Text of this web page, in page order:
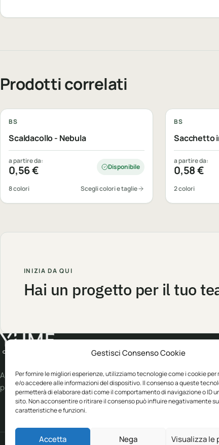
Gestisci Consenso Cookie
Per fornire le migliori esperienze, utilizziamo tecnologie come i cookie per
e/o accedere alle informazioni del dispositivo. Il consenso a queste
permetterà di elaborare dati come il comportamento di navigazione o ID
sito. Non acconsentire o ritirare il consenso può influire negativamente
caratteristiche e funzioni.
Accetta Nega Visualizza le
Prodotti correlati
BS
Scaldacollo - Nebula
a partire da:
0,56€ Disponibile
8 colori Scegli colori e taglie
BS
Sacchetto
a partire da:
0,58€
2 colori
INIZIA DA QUI
Hai un progetto per il tuo
Abbigliamento professionale, neutro o
personalizzato.